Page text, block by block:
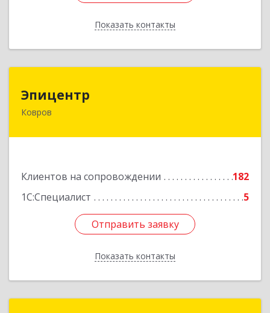
Показать контакты
Назад
Эпицентр
Ковров
Клиентов на сопровождении
182
1С:Специалист
5
Отправить заявку
Показать контакты
601900, Владимирская обл, Ковров г, Барсукова
Отправить заявку
Назад